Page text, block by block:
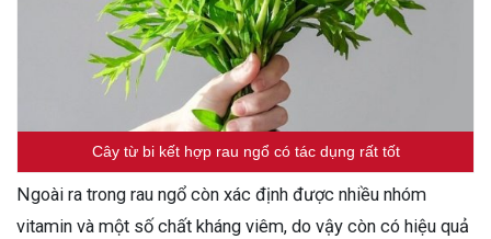
Cây từ bi kết hợp rau ngổ có tác dụng rất tốt
Ngoài ra trong rau ngổ còn xác định được nhiều nhóm
vitamin và một số chất kháng viêm, do vậy còn có hiệu quả